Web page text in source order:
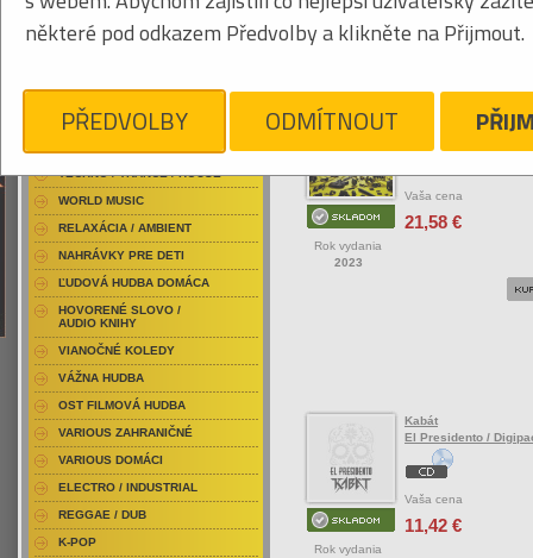
Rok vydania
2023
72 Seasons /
Vaša cena
21,58 €
Rok vydania
Kabát
El Presidento /
Vaša cena
11,42 €
RAP / HIP HOP DOMÁCI
RAP / HIP HOP ZAHRANIČNÝ
DVD / HUDBA
PUNK / HARDCORE
TECHNO / TRANCE / HOUSE
WORLD MUSIC
RELAXÁCIA / AMBIENT
NAHRÁVKY PRE DETI
ĽUDOVÁ HUDBA DOMÁCA
HOVORENÉ SLOVO /
AUDIO KNIHY
VIANOČNÉ KOLEDY
VÁŽNA HUDBA
OST FILMOVÁ HUDBA
VARIOUS ZAHRANIČNÉ
VARIOUS DOMÁCI
ELECTRO / INDUSTRIAL
REGGAE / DUB
K-POP
některé pod odkazem Předvolby a klikněte na Přijmout.
PŘEDVOLBY ODMÍTNOUT